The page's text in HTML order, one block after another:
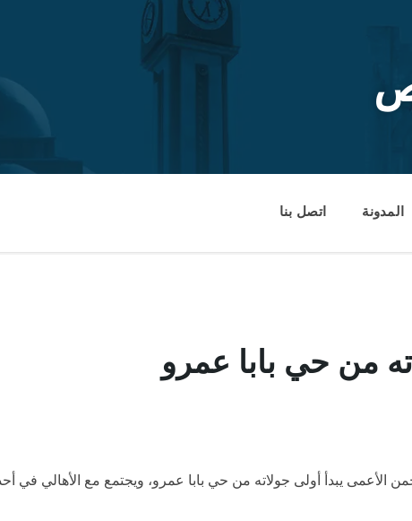
المدونة اتصل بنا
من حي بابا عمرو
الأعمى يبدأ أولى جولاته من حي بابا عمرو، ويجتمع مع الأهالي في